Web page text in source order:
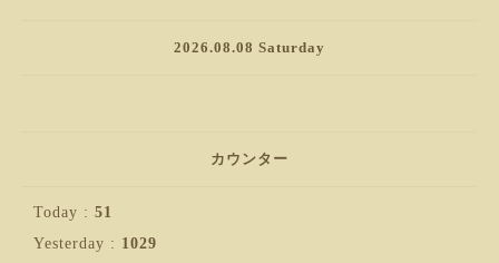
2026.08.08 Saturday
カウンター
Today : 51
Yesterday : 1029